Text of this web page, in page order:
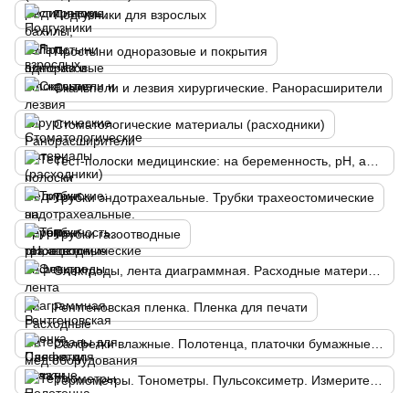
Подгузники для взрослых
Простыни одноразовые и покрытия
Скальпели и лезвия хирургические. Ранорасширители
Стоматологические материалы (расходники)
Трубки эндотрахеальные. Трубки трахеостомические
Трубки газоотводные
Рентгеновская пленка. Пленка для печати